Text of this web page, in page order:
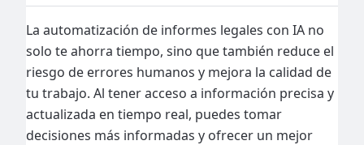
La automatización de informes legales con IA no
solo te ahorra tiempo, sino que también reduce el
riesgo de errores humanos y mejora la calidad de
tu trabajo. Al tener acceso a información precisa y
actualizada en tiempo real, puedes tomar
decisiones más informadas y ofrecer un mejor